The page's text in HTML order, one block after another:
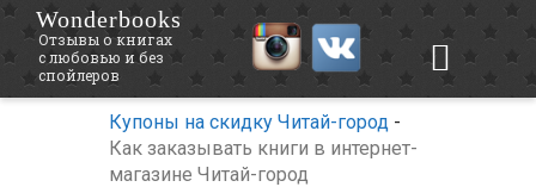
Wonderbooks
Отзывы о книгах
с любовью и без
спойлеров
Купоны на скидку Читай-город -
Как заказывать книги в интернет-
магазине Читай-город